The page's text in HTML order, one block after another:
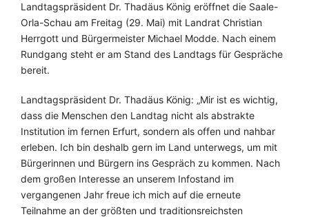
Landtagspräsident Dr. Thadäus König eröffnet die Saale-
Orla-Schau am Freitag (29. Mai) mit Landrat Christian
Herrgott und Bürgermeister Michael Modde. Nach einem
Rundgang steht er am Stand des Landtags für Gespräche
bereit.
Landtagspräsident Dr. Thadäus König: „Mir ist es wichtig,
dass die Menschen den Landtag nicht als abstrakte
Institution im fernen Erfurt, sondern als offen und nahbar
erleben. Ich bin deshalb gern im Land unterwegs, um mit
Bürgerinnen und Bürgern ins Gespräch zu kommen. Nach
dem großen Interesse an unserem Infostand im
vergangenen Jahr freue ich mich auf die erneute
Teilnahme an der größten und traditionsreichsten